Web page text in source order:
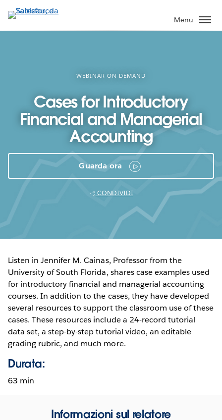
Passa
contenuto
Menu
WEBINAR ON-DEMAND
Cases for Introductory
Financial and Managerial
Accounting
Guarda ora
CONDIVIDI
Listen in Jennifer M. Cainas, Professor from the
University of South Florida, shares case examples used
for introductory financial and managerial accounting
courses. In addition to the cases, they have developed
several resources to support the classroom use of these
cases. These resources include a 24-record tutorial
data set, a step-by-step tutorial video, an editable
grading rubric, and much more.
Durata:
63 min
Informazioni sul relatore